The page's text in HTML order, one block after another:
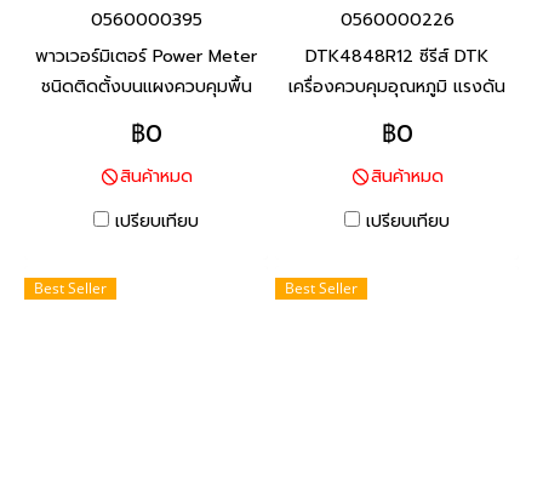
0560000395
พาวเวอร์มิเตอร์ Power Meter
ชนิดติดตั้งบนแผงควบคุมพื้น
ฐานของเดลต้า DPM-C510 มี
ความสามารถในการวัดและ
สื่อสารทางไฟฟ้าที่หลากหลาย
DPM-C510 เป็นโซลูชันระดับเริ่ม
ประเทศไต้หวัน สินค้ารับประกัน 1
฿0
สินค้าหมด
เปรียบเทียบ
0560000226
DTK4848R12 ซีรีส์ DTK
เครื่องควบคุมอุณหภูมิ แรงดัน
อินพุต 100 - 240 VAC,
อินพุตเซนเซอร์วัดอุณหภูมิ:
Thermocouple / Platinum
RTD / RTD สินค้าแบรนด์
฿0
สินค้าหมด
เปรียบเทียบ
Best Seller Best Seller